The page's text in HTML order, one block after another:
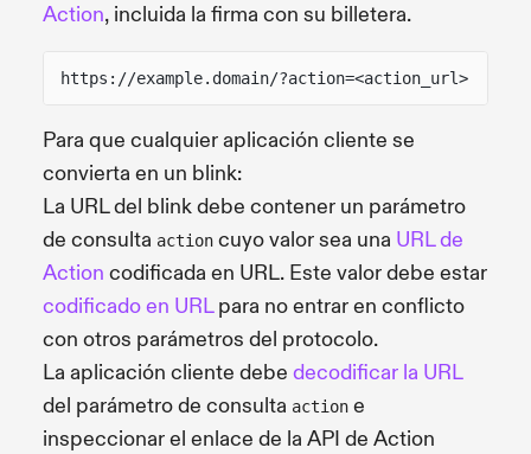
Action, incluida la firma con su billetera.
https://example.domain/?action=<action_url>
Para que cualquier aplicación cliente se
convierta en un blink:
La URL del blink debe contener un parámetro
de consulta action cuyo valor sea una URL de
Action codificada en URL. Este valor debe estar
codificado en URLpara no entrar en conflicto
con otros parámetros del protocolo.
La aplicación cliente debe decodificar la URL
del parámetro de consulta action e
inspeccionar el enlace de la API de Action